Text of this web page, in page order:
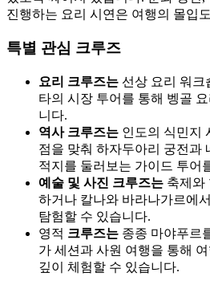
진행하는 요리 시연은 여행의 몰입
특별 관심 크루즈
요리 크루즈는 선상 요리 워크
타의 시장 투어를 통해 벵골
니다.
역사 크루즈는 인도의 식민지
점을 맞춰 하자두아리 궁전과
적지를 둘러보는 가이드 투어
예술 및 사진 크루즈는 축제와
하거나 칼나와 바라나가르에
탐험할 수 있습니다.
영적 크루즈는 종종 마야푸르
가 세션과 사원 여행을 통해
깊이 체험할 수 있습니다.